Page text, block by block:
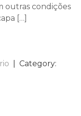
outras condições
[…]
| Category: